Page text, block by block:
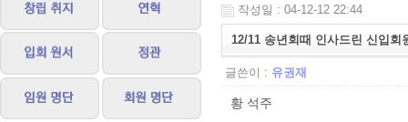
작성일 : 04-12-12 22:44
12/11 송년회때 인사드린 신입회
글쓴이 : 유권재
황 석주